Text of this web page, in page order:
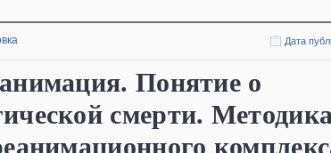
Дата
Понятие о
смерти. Методика